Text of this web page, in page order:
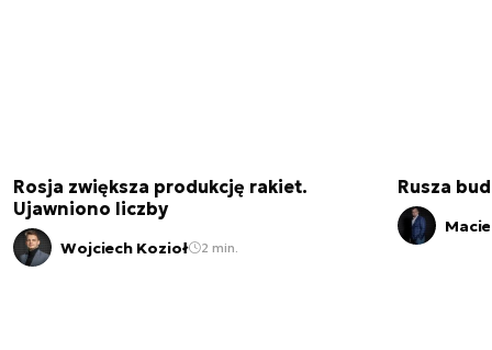
Rosja zwiększa produkcję rakiet.
Ujawniono liczby
Wojciech Kozioł 2 min.
Rusza